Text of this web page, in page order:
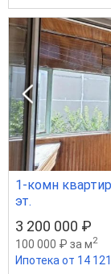
1-комн
эт.
3 200 000 ₽
100 000 ₽ за м2
Ипотека от 14